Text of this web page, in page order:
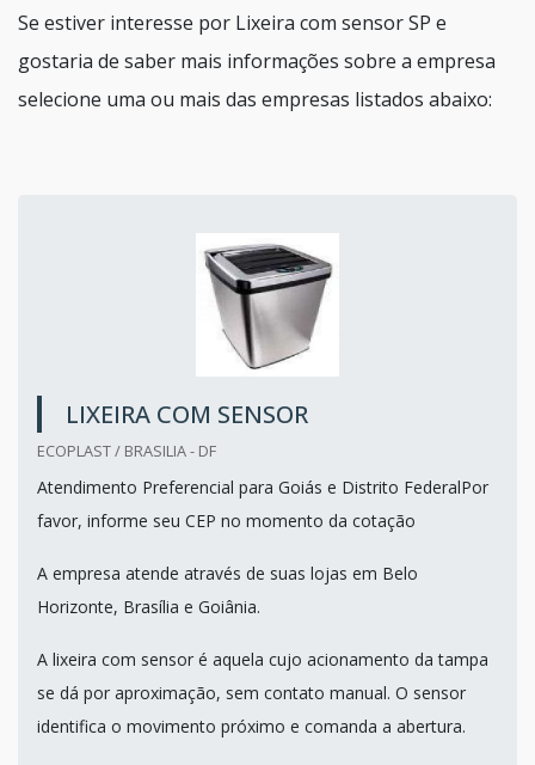
Se estiver interesse por Lixeira com sensor SP e
gostaria de saber mais informações sobre a empresa
selecione uma ou mais das empresas listados abaixo:
LIXEIRA COM SENSOR
ECOPLAST / BRASILIA - DF
Atendimento Preferencial para Goiás e Distrito FederalPor
favor, informe seu CEP no momento da cotação
A empresa atende através de suas lojas em Belo
Horizonte, Brasília e Goiânia.
A lixeira com sensor é aquela cujo acionamento da tampa
se dá por aproximação, sem contato manual. O sensor
identifica o movimento próximo e comanda a abertura.